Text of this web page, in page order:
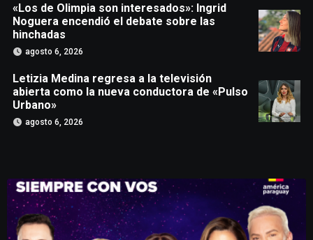
«Los de Olimpia son interesados»: Ingrid
Noguera encendió el debate sobre las
hinchadas
agosto 6, 2026
Letizia Medina regresa a la televisión
abierta como la nueva conductora de «Pulso
Urbano»
agosto 6, 2026